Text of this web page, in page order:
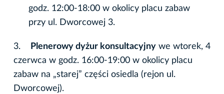
godz. 12:00-18:00 w okolicy placu zabaw
przy ul. Dworcowej 3.
3. Plenerowy dyżur konsultacyjny we wtorek, 4
czerwca w godz. 16:00-19:00 w okolicy placu
zabaw na „starej” części osiedla (rejon ul.
Dworcowej).